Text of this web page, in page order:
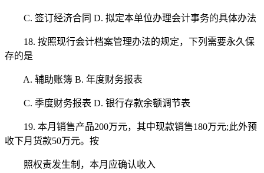
C. 签订经济合同 D. 拟定本单位办理会计事务的具体办法
18. 按照现行会计档案管理办法的规定，下列需要永久保
存的是
A. 辅助账簿 B. 年度财务报表
C. 季度财务报表 D. 银行存款余额调节表
19. 本月销售产品200万元，其中现款销售180万元;此外预
收下月货款50万元。按
照权责发生制，本月应确认收入